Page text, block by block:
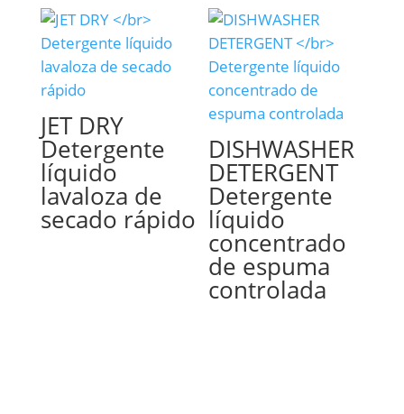
JET DRY
Detergente
líquido
lavaloza de
secado rápido
DISHWASHER
DETERGENT
Detergente
líquido
concentrado
de espuma
controlada